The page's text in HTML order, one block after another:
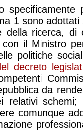
1 sono
della ricerca,
il Ministro
politiche
decreto
da
relativi
comunque